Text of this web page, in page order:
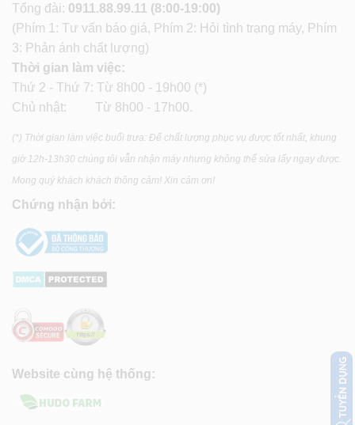
Tổng đài: 0911.88.99.11 (8:00-19:00)
(Phím 1: Tư vấn báo giá, Phím 2: Hỏi tình trạng máy, Phím
3: Phản ánh chất lượng)
Thời gian làm việc:
Thứ 2 - Thứ 7: Từ 8h00 - 19h00 (*)
Chủ nhật: Từ 8h00 - 17h00.
(*) Thời gian làm việc buổi trưa: Để chất lượng phục vụ được tốt nhất, khung
giờ 12h-13h30 chúng tôi vẫn nhận máy nhưng không thể sửa lấy ngay được.
Mong quý khách khách thông cảm! Xin cảm ơn!
Chứng nhận bởi:
Website cùng hệ thống: